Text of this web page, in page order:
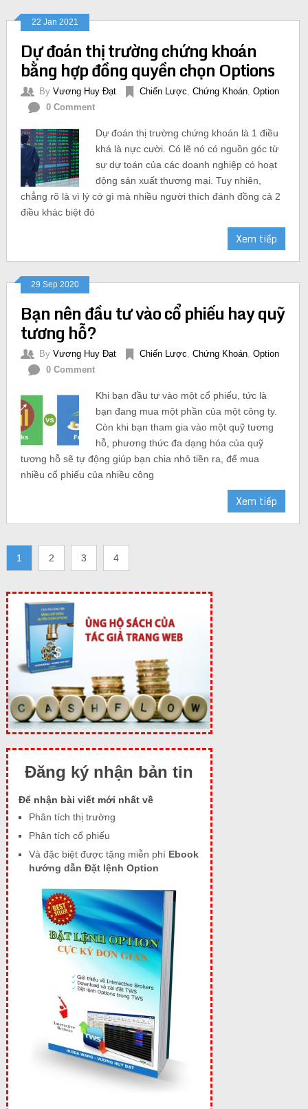
22 Jan 2021
Dự đoán thị trường chứng khoán
bằng hợp đồng quyền chọn Options
By Vương Huy Đạt Chiến Lược Chứng Khoán, Option
0 Comment
Dự đoán thị trường chứng khoán là 1 điều
khá là nực cười. Có lẽ nó có nguồn góc từ
sự dự toán của các doanh nghiệp có hoạt
động sản xuất thương mại. Tuy nhiên,
chẳng rõ là vì lý cớ gì mà nhiều người thích đánh đồng cả 2
điều khác biệt đó
Xem tiếp
29 Sep 2020
Bạn nên đầu tư vào cổ phiếu hay quỹ
tương hỗ?
By Vương Huy Đạt Chiến Lược Chứng Khoán, Option
0 Comment
Khi bạn đầu tư vào một cổ phiếu, tức là
bạn đang mua một phần của một công ty.
Còn khi bạn tham gia vào một quỹ tương
hỗ, phương thức đa dạng hóa của quỹ
tương hỗ sẽ tự động giúp bạn chia nhỏ tiền ra, để mua
nhiều cổ phiếu của nhiều công
Xem tiếp
1 2 3 4
Đăng ký nhận bản tin
Để nhận bài viết mới nhất về
Phân tích thị trường
Phân tích cổ phiếu
Và đặc biệt được tặng miễn phí Ebook
hướng dẫn Đặt lệnh Option